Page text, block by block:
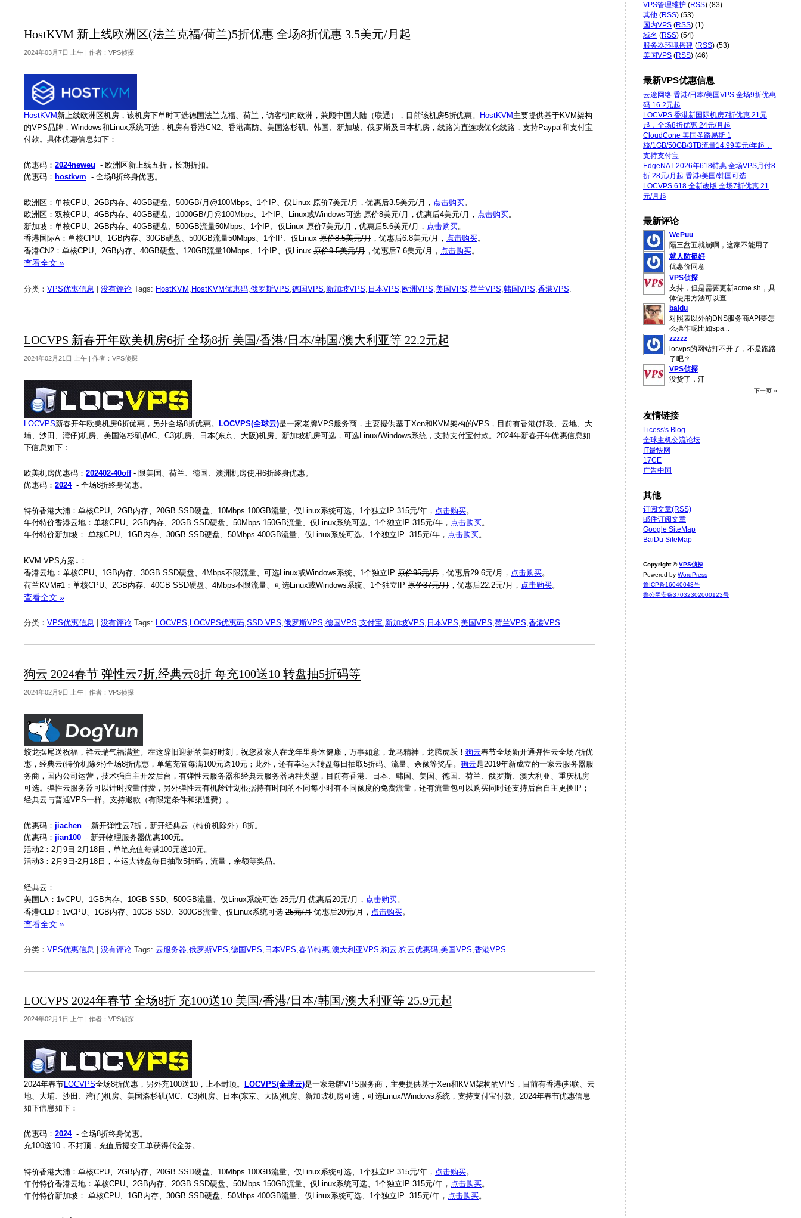
HostKVM 新上线欧洲区(法兰克福/荷兰)5折优惠 全场8折优惠 3.5美元/月起
2024年03月7日 上午 | 作者：VPS侦探
HostKVM新上线欧洲区机房，该机房下单时可选德国法兰克福、荷兰，访客朝向欧洲，兼顾中国大陆（联通），目前该机房5折优惠。 HostKVM主要提供基于KVM架构
的VPS品牌，Windows和Linux系统可选，机房有香港CN2、香港高防、美国洛杉矶、韩国、新加坡、俄罗斯及日本机房，线路为直连或优化线路，支持Paypal和支付宝
付款。‍具体优惠信息如下：
优惠码： 2024neweu - 欧洲区新上线五折，长期折扣。
优惠码： hostkvm - 全场8折终身优惠。
欧洲区：单核CPU、2GB内存、40GB硬盘、500GB/月@100Mbps、1个IP、仅Linux 原价7美元/月 ，优惠后3.5美元/月， 点击购买。
欧洲区：双核CPU、4GB内存、40GB硬盘、1000GB/月@100Mbps、1个IP、Linux或Windows可选 原价8美元/月 ，优惠后4美元/月， 点击购买。
新加坡：单核CPU、2GB内存、40GB硬盘、500GB流量50Mbps、1个IP、仅Linux 原价7美元/月 ，优惠后5.6美元/月， 点击购买。
香港国际A：单核CPU、1GB内存、30GB硬盘、500GB流量50Mbps、1个IP、仅Linux 原价8.5美元/月 ，优惠后6.8美元/月， 点击购买。
香港CN2：单核CPU、2GB内存、40GB硬盘、120GB流量10Mbps、1个IP、仅Linux 原价9.5美元/月 ，优惠后7.6美元/月， 点击购买。
查看全文 »
分类： VPS优惠信息 没有评论 Tags: HostKVM HostKVM优惠码 俄罗斯VPS 德国VPS 新加坡VPS 日本VPS 欧洲VPS 美国VPS 荷兰VPS 韩国VPS 香港VPS
LOCVPS 新春开年欧美机房6折 全场8折 美国/香港/日本/韩国/澳大利亚等 22.2元起
2024年02月21日 上午 | 作者：VPS侦探
LOCVPS新春开年欧美机房6折优惠，另外全场8折优惠。 LOCVPS(全球云)是一家老牌VPS服务商，主要提供基于Xen和KVM架构的VPS，目前有香港(邦联、云地、大
埔、沙田、湾仔)机房、美国洛杉矶(MC、C3)机房、日本(东京、大阪)机房、新加坡机房可选，可选Linux/Windows系统，支持支付宝付款。2024年新春开年优惠信息如
下信息如下：
欧美机房优惠码： 202402-40off- 限美国、荷兰、德国、澳洲机房使用6折终身优惠。
优惠码： 2024- 全场8折终身优惠。
特价香港大浦：单核CPU、2GB内存、20GB SSD硬盘、10Mbps 100GB流量、仅Linux系统可选、1个独立IP 315元/年， 点击购买。
年付特价香港云地：单核CPU、2GB内存、20GB SSD硬盘、50Mbps 150GB流量、仅Linux系统可选、1个独立IP 315元/年， 点击购买。
年付特价新加坡： 单核CPU、1GB内存、30GB SSD硬盘、50Mbps 400GB流量、仅Linux系统可选、1个独立IP 315元/年， 点击购买。
KVM VPS方案↓：
香港云地：单核CPU、1GB内存、30GB SSD硬盘、4Mbps不限流量、可选Linux或Windows系统、1个独立IP 原价95元/月 ，优惠后29.6元/月， 点击购买。
荷兰KVM#1：单核CPU、2GB内存、40GB SSD硬盘、4Mbps不限流量、可选Linux或Windows系统、1个独立IP 原价37元/月 ，优惠后22.2元/月， 点击购买。
查看全文 »
分类： VPS优惠信息 没有评论 Tags: LOCVPS, LOCVPS优惠码,SSD VPS,俄罗斯VPS,德国VPS,支付宝,新加坡VPS, 日本VPS,美国VPS,荷兰VPS,香港VPS.
狗云 2024春节 弹性云7折,经典云8折 每充100送10 转盘抽5折码等
2024年02月9日 上午 | 作者：VPS侦探
蛟龙摆尾送祝福，祥云瑞气福满堂。在这辞旧迎新的美好时刻，祝您及家人在龙年里身体健康，万事如意，龙马精神，龙腾虎跃！ 狗云春节全场新开通弹性云全场7折优
惠，经典云(特价机除外)全场8折优惠，单笔充值每满100元送10元；此外，还有幸运大转盘每日抽取5折码、流量、余额等奖品。 狗云是2019年新成立的一家云服务器服
务商，国内公司运营，技术强自主开发后台，有弹性云服务器和经典云服务器两种类型，目前有香港、日本、韩国、美国、德国、荷兰、俄罗斯、澳大利亚、重庆机房
可选。弹性云服务器可以计时按量付费，另外弹性云有机龄计划根据持有时间的不同每小时有不同额度的免费流量，还有流量包可以购买同时还支持后台自主更换IP；
经典云与普通VPS一样。支持退款（有限定条件和渠道费）。
优惠码： jiachen - 新开弹性云7折，新开经典云（特价机除外）8折。
优惠码： jian100 - 新开物理服务器优惠100元。
活动2：2月9日-2月18日，单笔充值每满100元送10元。
活动3：2月9日-2月18日，幸运大转盘每日抽取5折码，流量，余额等奖品。
经典云：
美国LA：1vCPU、1GB内存、10GB SSD、500GB流量、仅Linux系统可选 25元/月 优惠后20元/月， 点击购买。
香港CLD：1vCPU、1GB内存、10GB SSD、300GB流量、仅Linux系统可选 25元/月 优惠后20元/月， 点击购买。
查看全文 »
分类： VPS优惠信息 没有评论 Tags: 云服务器,俄罗斯VPS,德国VPS, 日本VPS,春节特惠,澳大利亚VPS,狗云,狗云优惠码,美国VPS,香港VPS.
LOCVPS 2024年春节 全场8折 充100送10 美国/香港/日本/韩国/澳大利亚等 25.9元起
2024年02月1日 上午 | 作者：VPS侦探
2024年春节 LOCVPS全场8折优惠，另外充100送10，上不封顶。 LOCVPS(全球云)是一家老牌VPS服务商，主要提供基于Xen和KVM架构的VPS，目前有香港(邦联、云
地、大埔、沙田、湾仔)机房、美国洛杉矶(MC、C3)机房、日本(东京、大阪)机房、新加坡机房可选，可选Linux/Windows系统，支持支付宝付款。2024年春节优惠信息
如下信息如下：
优惠码： 2024- 全场8折终身优惠。
充100送10，不封顶，充值后提交工单获得代金券。
特价香港大浦：单核CPU、2GB内存、20GB SSD硬盘、10Mbps 100GB流量、仅Linux系统可选、1个独立IP 315元/年， 点击购买。
年付特价香港云地：单核CPU、2GB内存、20GB SSD硬盘、50Mbps 150GB流量、仅Linux系统可选、1个独立IP 315元/年， 点击购买。
年付特价新加坡： 单核CPU、1GB内存、30GB SSD硬盘、50Mbps 400GB流量、仅Linux系统可选、1个独立IP 315元/年， 点击购买。
VPS管理维护 (RSS) (83)
其他 (RSS) (53)
国内VPS (RSS) (1)
域名 (RSS) (54)
服务器环境搭建 (RSS) (53)
美国VPS (RSS) (46)
最新VPS优惠信息
云途网络 香港/日本/美国VPS 全场9折优惠
码 16.2元起
LOCVPS 香港新国际机房7折优惠 21元
起，全场8折优惠 24元/月起
CloudCone 美国圣路易斯 1
核/1GB/50GB/3TB流量14.99美元/年起，
支持支付宝
EdgeNAT 2026年618特惠 全场VPS月付8
折 28元/月起 香港/美国/韩国可选
LOCVPS 618 全新改版 全场7折优惠 21
元/月起
最新评论
WePuu
隔三岔五就崩啊，这家不能用了
就人防挺好
优惠价同意
VPS侦探
支持，但是需要更新acme.sh，具
体使用方法可以查
baidu
对照表以外的DNS服务商API要怎
么操作呢比如spa
zzzzz
locvps的网站打不开了，不是跑路
了吧？
VPS侦探
没货了，汗
下一页 »
友情链接
Licess's Blog
全球主机交流论坛
IT最快网
17CE
广告中国
其他
订阅文章(RSS)
邮件订阅文章
Google SiteMap
BaiDu SiteMap
Copyright ©VPS侦探
Powered by WordPress
鲁ICP备16040043号
鲁公网安备37032302000123号